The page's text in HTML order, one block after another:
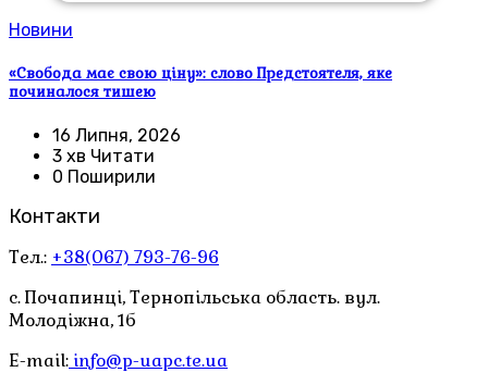
Новини
«Свобода має свою ціну»: слово Предстоятеля, яке
починалося тишею
16 Липня, 2026
3 хв Читати
0 Поширили
Контакти
Тел.: +38(067) 793-76-96
с. Почапинці, Тернопільська область. вул.
Молодіжна, 1б
E-mail: info@p-uapc.te.ua